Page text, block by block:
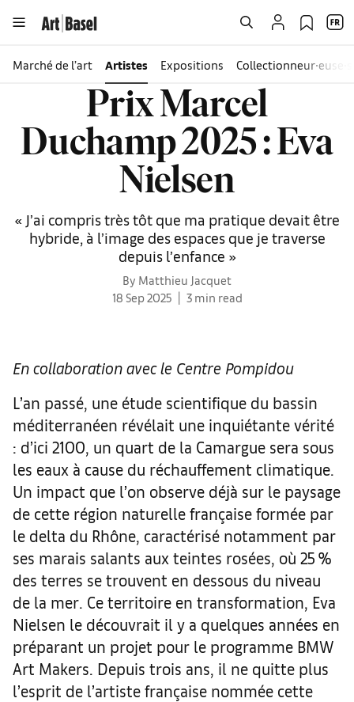
Marché de l’art Artistes Expositions Collectionneur∙euse∙s
Prix Marcel
Duchamp 2025 : Eva
Nielsen
« J’ai compris très tôt que ma pratique devait être
hybride, à l’image des espaces que je traverse
depuis l’enfance »
By Matthieu Jacquet
18 Sep 2025
3 min read
En collaboration avec le Centre Pompidou
L’an passé, une étude scientifique du bassin
méditerranéen révélait une inquiétante vérité
: d’ici 2100, un quart de la Camargue sera sous
les eaux à cause du réchauffement climatique.
Un impact que l’on observe déjà sur le paysage
de cette région naturelle française formée par
le delta du Rhône, caractérisé notamment par
ses marais salants aux teintes rosées, où 25 %
des terres se trouvent en dessous du niveau
de la mer. Ce territoire en transformation, Eva
Nielsen le découvrait il y a quelques années en
préparant un projet pour le programme BMW
Art Makers. Depuis trois ans, il ne quitte plus
l’esprit de l’artiste française nommée cette